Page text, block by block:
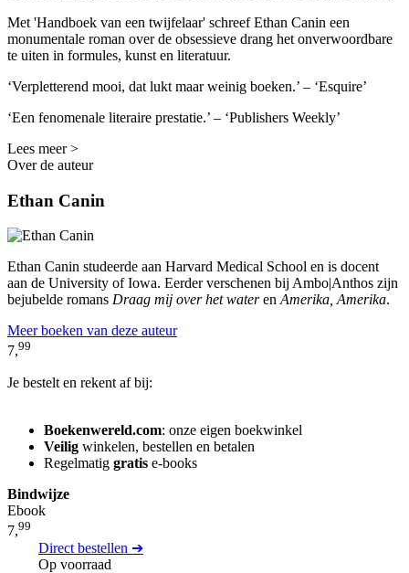
Met 'Handboek van een twijfelaar' schreef Ethan Canin een
monumentale roman over de obsessieve drang het onverwoordbare
te uiten in formules, kunst en literatuur.
‘Verpletterend mooi, dat lukt maar weinig boeken.’ – ‘Esquire’
‘Een fenomenale literaire prestatie.’ – ‘Publishers Weekly’
Lees meer >
Over de auteur
Ethan Canin
Ethan Canin studeerde aan Harvard Medical School en is docent
aan de University of Iowa. Eerder verschenen bij Ambo|Anthos zijn
bejubelde romans Draag mij over het wateren Amerika, Amerika.
Meer boeken van deze auteur
7,99
Je bestelt en rekent af bij:
Boekenwereld.com: onze eigen boekwinkel
Veilig winkelen, bestellen en betalen
Regelmatig gratis e-books
Bindwijze
Ebook
7,99
Direct bestellen ➔
Op voorraad